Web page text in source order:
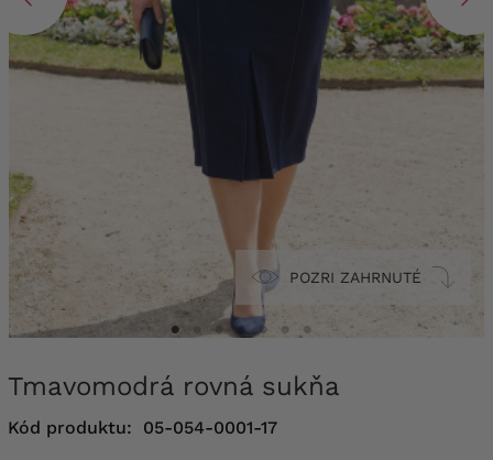
POZRI ZAHRNUTÉ
Tmavomodrá rovná sukňa
Kód produktu: 05-054-0001-17